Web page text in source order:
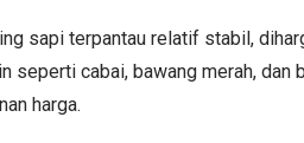
sapi terpantau relatif stabil,
seperti cabai, bawang merah, dan
harga.